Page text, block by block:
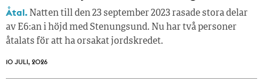
Åtal. Natten till den 23 september 2023 rasade stora delar
av E6:an i höjd med Stenungsund. Nu har två personer
åtalats för att ha orsakat jordskredet.
10 JULI, 2026